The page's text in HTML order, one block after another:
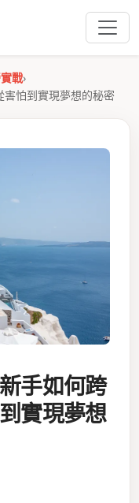
戰›
怕到實現夢想的秘密
手如何跨
實現夢想